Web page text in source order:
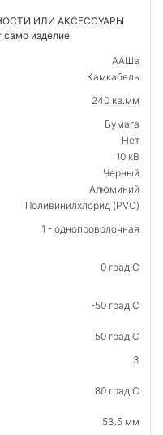
ИЛИ АКСЕССУАРЫ
само изделие
ААШв
Камкабель
240 кв.мм
Бумага
Нет
10 кВ
Черный
Алюминий
Поливинилхлорид (PVC)
1 - однопроволочная
0 град.C
-50 град.C
50 град.C
3
80 град.C
53.5 мм